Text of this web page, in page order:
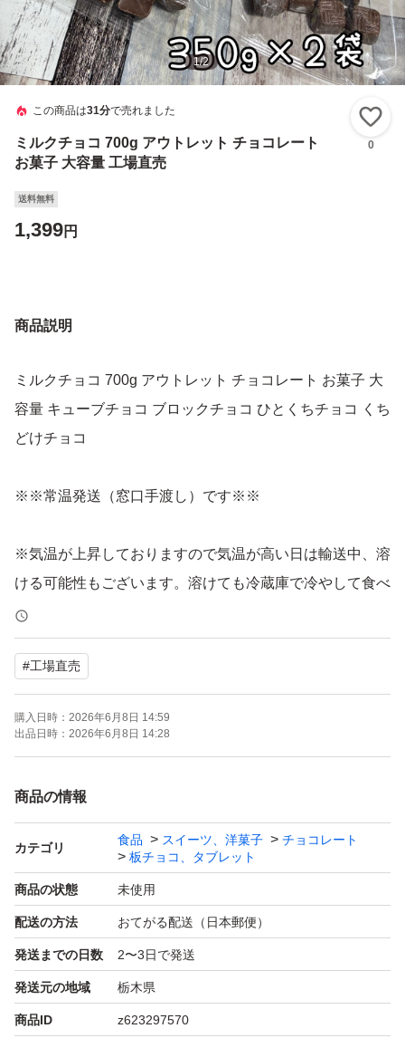
1/2
この商品は31分で売れました
ミルクチョコ 700g アウトレット チョコレート
お菓子 大容量 工場直売
0
送料無料
1,399円
商品説明
ミルクチョコ 700g アウトレット チョコレート お菓子 大
容量 キューブチョコ ブロックチョコ ひとくちチョコ くち
どけチョコ
※※常温発送（窓口手渡し）です※※
※気温が上昇しておりますので気温が高い日は輸送中、溶
ける可能性もございます。溶けても冷蔵庫で冷やして食べ
るから大丈夫だよ〜という方のご購入をお願いいたしま
す。
◎チョコが溶けていたという理由での悪い評価はご遠慮く
ださい！
※チョコレートのアウトレット商品です。最初から欠け割
訳あり、アウトレットのキューブチョコです。
●ミルクチョコ 裸品 350g×2袋
●賞味期限、原材料等は画像2枚目をご覧ください。
#工場直売
購入日時： 2026年6月8日 14:59
出品日時： 2026年6月8日 14:28
商品の情報
カテゴリ
食品 スイーツ、洋菓子
チョコレート
板チョコ、タブレット
商品の状態 未使用
配送の方法 おてがる配送（日本郵便）
発送までの日数 2〜3日で発送
発送元の地域 栃木県
商品ID z623297570